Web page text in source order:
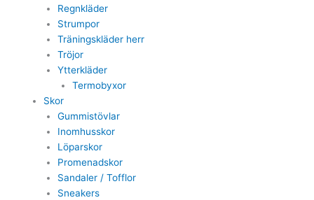
Regnkläder
Strumpor
Träningskläder herr
Tröjor
Ytterkläder
Termobyxor
Skor
Gummistövlar
Inomhusskor
Löparskor
Promenadskor
Sandaler / Tofflor
Sneakers